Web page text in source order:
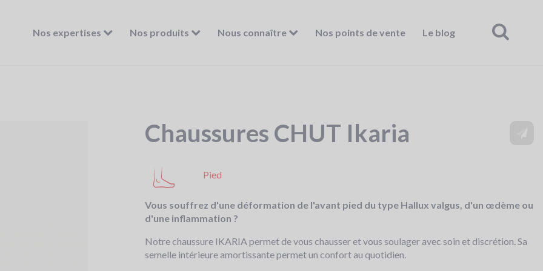
Nos expertises Nos produits Nous connaître Nos points de vente Le blog
Chaussures CHUT Ikaria
Pied
Vous souffrez d'une déformation de l'avant pied du type Hallux valgus, d'un œdème ou
d'une inflammation ?
Notre chaussure IKARIA permet de vous chausser et vous soulager avec soin et discrétion. Sa
semelle intérieure amortissante permet un confort au quotidien.